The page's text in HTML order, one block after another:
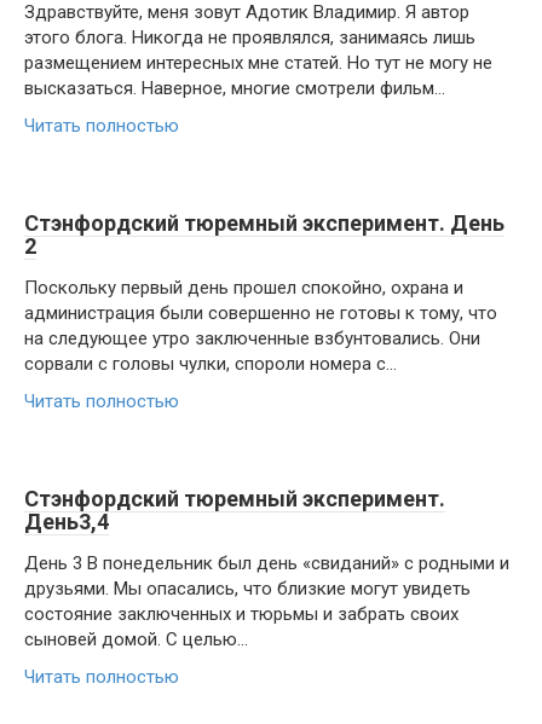
Здравствуйте, меня зовут Адотик Владимир. Я автор
этого блога. Никогда не проявлялся, занимаясь лишь
размещением интересных мне статей. Но тут не могу не
высказаться. Наверное, многие смотрели фильм...
Читать полностью
Стэнфордский тюремный эксперимент. День
2
Поскольку первый день прошел спокойно, охрана и
администрация были совершенно не готовы к тому, что
на следующее утро заключенные взбунтовались. Они
сорвали с головы чулки, спороли номера с...
Читать полностью
Стэнфордский тюремный эксперимент.
День3,4
День 3 В понедельник был день «свиданий» с родными и
друзьями. Мы опасались, что близкие могут увидеть
состояние заключенных и тюрьмы и забрать своих
сыновей домой. С целью...
Читать полностью